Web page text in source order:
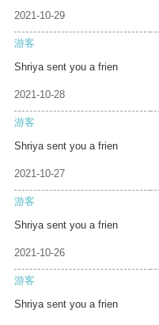
2021-10-29
游客
Shriya sent you a frien
2021-10-28
游客
Shriya sent you a frien
2021-10-27
游客
Shriya sent you a frien
2021-10-26
游客
Shriya sent you a frien